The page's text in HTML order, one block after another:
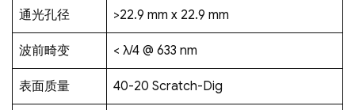
通光孔径 >22.9 mm x 22.9 mm
波前畸变 < λ/4 @ 633 nm
表面质量 40-20 Scratch-Dig